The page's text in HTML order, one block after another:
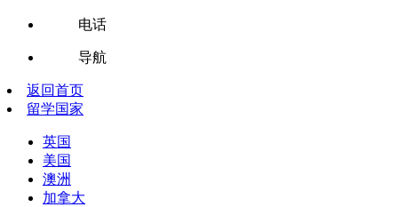
电话
导航
返回首页
留学国家
英国
美国
澳洲
加拿大